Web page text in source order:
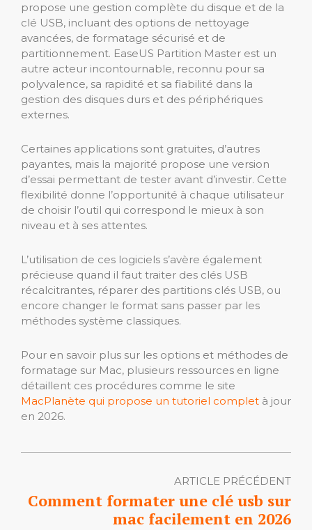
propose une gestion complète du disque et de la
clé USB, incluant des options de nettoyage
avancées, de formatage sécurisé et de
partitionnement. EaseUS Partition Master est un
autre acteur incontournable, reconnu pour sa
polyvalence, sa rapidité et sa fiabilité dans la
gestion des disques durs et des périphériques
externes.
Certaines applications sont gratuites, d’autres
payantes, mais la majorité propose une version
d’essai permettant de tester avant d’investir. Cette
flexibilité donne l’opportunité à chaque utilisateur
de choisir l’outil qui correspond le mieux à son
niveau et à ses attentes.
L’utilisation de ces logiciels s’avère également
précieuse quand il faut traiter des clés USB
récalcitrantes, réparer des partitions clés USB, ou
encore changer le format sans passer par les
méthodes système classiques.
Pour en savoir plus sur les options et méthodes de
formatage sur Mac, plusieurs ressources en ligne
détaillent ces procédures comme le site
MacPlanète qui propose un tutoriel complet à jour
en 2026.
ARTICLE PRÉCÉDENT
Comment formater une clé usb sur
mac facilement en 2026